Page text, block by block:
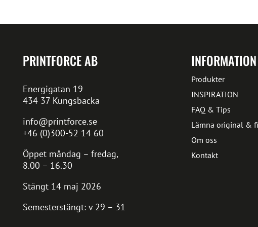
PRINTFORCE AB
Energigatan 19
434 37 Kungsbacka
info@printforce.se
+46 (0)300-52 14 60
Öppet måndag – fredag,
8.00 – 16.30
Stängt 14 maj 2026
Semesterstängt: v 29 – 31
INFORMATION
Produkter
INSPIRATION
FAQ & Tips
Lämna original &
Om oss
Kontakt